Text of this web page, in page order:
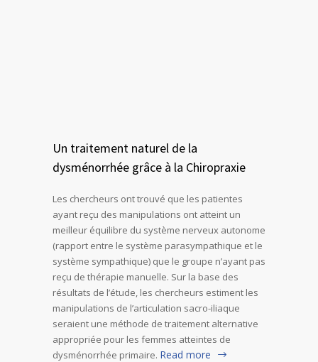
Un traitement naturel de la
dysménorrhée grâce à la Chiropraxie
Les chercheurs ont trouvé que les patientes
ayant reçu des manipulations ont atteint un
meilleur équilibre du système nerveux autonome
(rapport entre le système parasympathique et le
système sympathique) que le groupe n’ayant pas
reçu de thérapie manuelle. Sur la base des
résultats de l’étude, les chercheurs estiment les
manipulations de l’articulation sacro-iliaque
seraient une méthode de traitement alternative
appropriée pour les femmes atteintes de
dysménorrhée primaire. Read more